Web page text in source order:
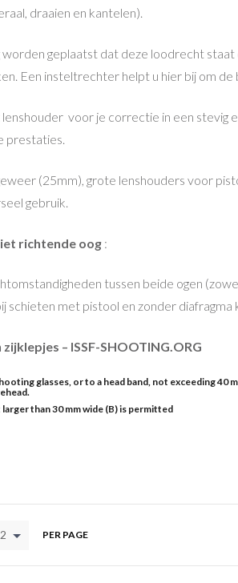
draaien en kantelen).
worden geplaatst dat deze loodrecht
Een insteltrechter helpt u hier bij om
voor je correctie in een stevig
prestaties.
(25mm), grote lenshouders voor
gebruik.
richtende oog :
tussen beide ogen
schieten met pistool en zonder
– ISSF-SHOOTING.ORG
glasses, or to a head band, not exceeding
than 30 mm wide (B) is permitted
PER PAGE